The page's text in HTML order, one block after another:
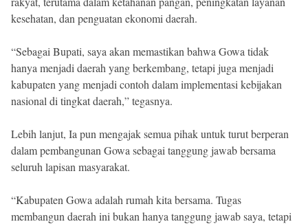
kesehatan, dan penguatan ekonomi daerah.
“Sebagai Bupati, saya akan memastikan bahwa Gowa tidak
hanya menjadi daerah yang berkembang, tetapi juga menjadi
kabupaten yang menjadi contoh dalam implementasi kebijakan
nasional di tingkat daerah,” tegasnya.
Lebih lanjut, Ia pun mengajak semua pihak untuk turut berperan
dalam pembangunan Gowa sebagai tanggung jawab bersama
seluruh lapisan masyarakat.
“Kabupaten Gowa adalah rumah kita bersama. Tugas
membangun daerah ini bukan hanya tanggung jawab saya, tetapi